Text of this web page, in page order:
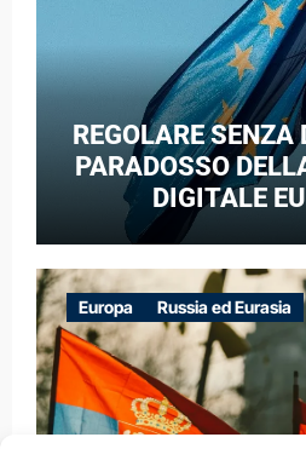
REGOLARE
PARADOSSO
DIGITALE
Europa Russia ed Eurasia